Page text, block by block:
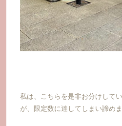
私は、こちらを是非お分けして
が、限定数に達してしまい諦めま